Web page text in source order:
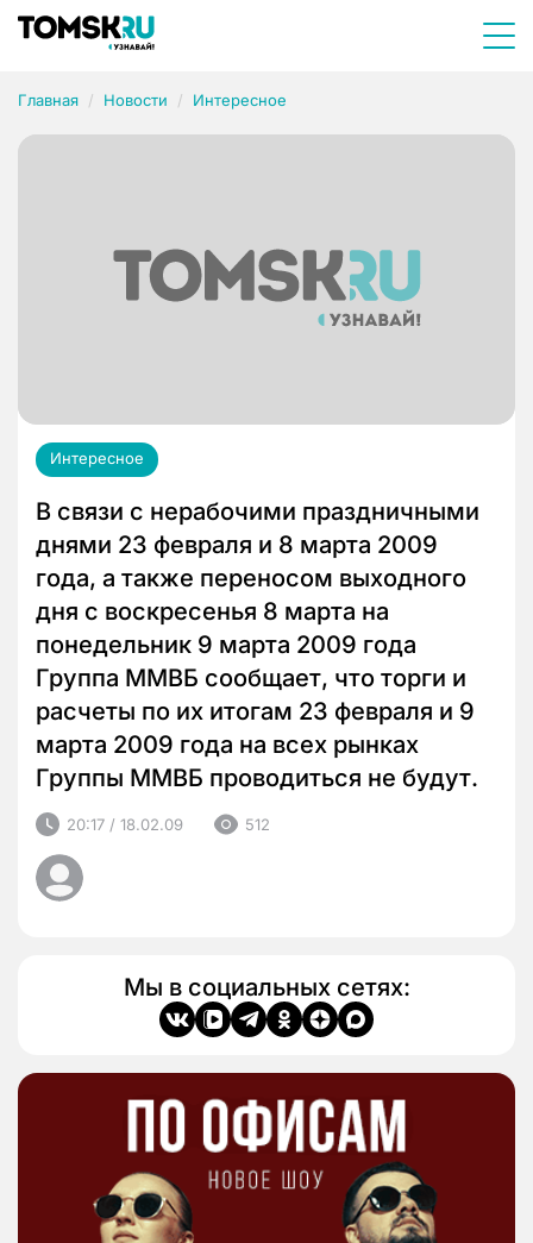
Главная Новости Интересное
Интересное
В связи с нерабочими праздничными
днями 23 февраля и 8 марта 2009
года, а также переносом выходного
дня с воскресенья 8 марта на
понедельник 9 марта 2009 года
Группа ММВБ сообщает, что торги и
расчеты по их итогам 23 февраля и 9
марта 2009 года на всех рынках
Группы ММВБ проводиться не будут.
20:17 / 18.02.09 512
Мы в социальных сетях: